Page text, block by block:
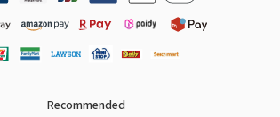
Recommended